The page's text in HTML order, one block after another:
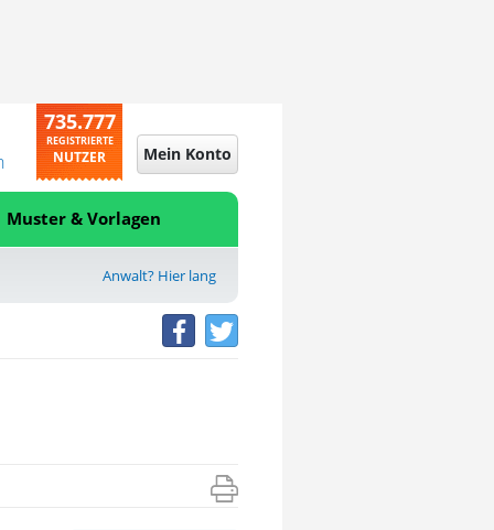
735.777
REGISTRIERTE
NUTZER Mein Konto
Muster & Vorlagen
Anwalt? Hier lang